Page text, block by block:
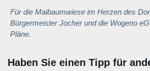
Für die Maibaumwiese im Herzen des
Bürgermeister Jocher und die Wogeno
Pläne.
Haben Sie einen Tipp für